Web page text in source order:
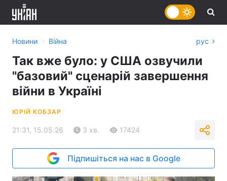
Новини › Війна рус
Так вже було: у США озвучили
"базовий" сценарій завершення
війни в Україні
ЮРІЙ КОБЗАР
21:31, 15.05.26 3 хв. 17424
Підпишіться на нас в Google